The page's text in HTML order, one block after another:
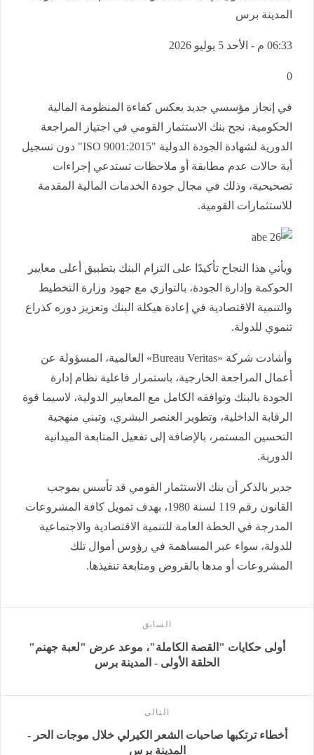
المدينة برس
06:33 م - الأحد 5 يوليو 2026
0
في إنجاز مؤسسي جديد يعكس كفاءة المنظومة المالية
الحكومية، نجح بنك الاستثمار القومي في اجتياز المراجعة
الدورية لشهادة الجودة الدولية "ISO 9001:2015" دون تسجيل
أية حالات عدم مطابقة أو ملاحظات تستدعي إجراءات
تصحيحية، وذلك في مجال جودة الخدمات المالية المقدمة
للاستثمارات القومية.
ويأتي هذا النجاح تأكيدًا على التزام البنك بتطبيق أعلى معايير
الحوكمة وإدارة الجودة، بالتوازي مع جهود وزارة التخطيط
والتنمية الاقتصادية في إعادة هيكلة البنك وتعزيز دوره كذراع
تنموي للدولة.
وأشادت شركة «Bureau Veritas» العالمية، المسؤولة عن
أعمال المراجعة الخارجية، باستمرار فاعلية نظام إدارة
الجودة بالبنك وتوافقه الكامل مع المعايير الدولية، لاسيما قوة
الرقابة الداخلية، وتطوير العنصر البشري، وتبني منهجية
التحسين المستمر، بالإضافة إلى تفعيل المتابعة الميدانية
الدورية.
جدير بالذكر أن بنك الاستثمار القومي قد تأسس بموجب
القانون رقم 119 لسنة 1980، بهدف تمويل كافة المشروعات
المدرجة في الخطة العامة للتنمية الاقتصادية والاجتماعية
للدولة، سواء عبر المساهمة في رؤوس أموال تلك
المشروعات أو مدها بالقروض ومتابعة تنفيذها.
السابق
أولى حكايات "القصة الكاملة"، موعد عرض "لعبة جهنم"
الحلقة الأولى - المدينة برس
التالى
أخطاء ترتكبها صاحبات الشعر الكيرلي خلال موجات الحر -
المدينة برس